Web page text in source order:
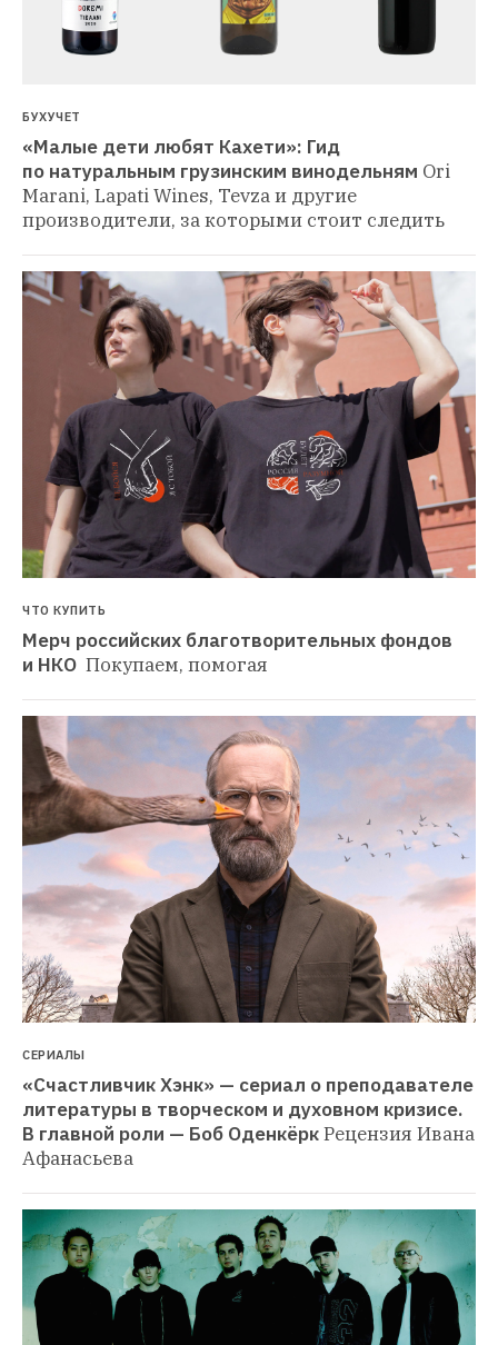
БУХУЧЕТ
«Малые дети любят Кахети»: Гид
по натуральным грузинским винодельням Ori
Marani, Lapati Wines, Tevza и другие
производители, за которыми стоит следить
ЧТО КУПИТЬ
Мерч российских благотворительных фондов
и НКО Покупаем, помогая
СЕРИАЛЫ
«Счастливчик Хэнк» — сериал о преподавателе
литературы в творческом и духовном кризисе.
В главной роли — Боб ОденкёркРецензия Ивана
Афанасьева